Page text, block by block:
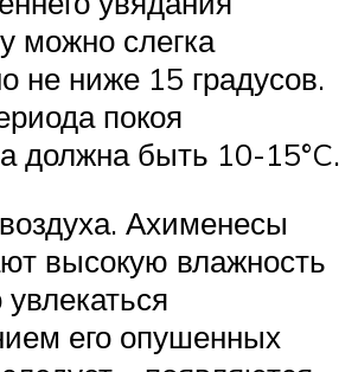
можно слегка
не ниже 15 градусов.
покоя
должна быть 10-15°C.
Ахименесы
высокую влажность
его опушенных